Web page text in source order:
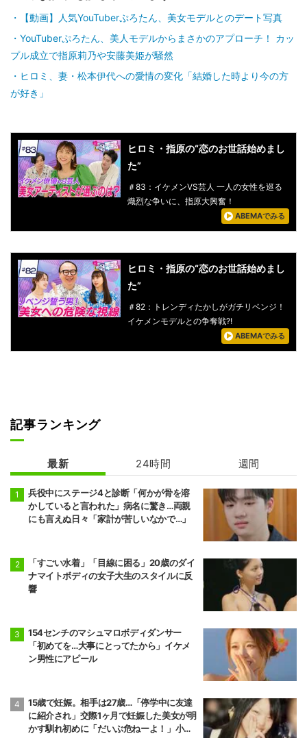
【動画】人気YouTuberぷろたん、美女モデルとのデート写真
YouTuberぷろたん、美人モデルからまさかのアプローチ！ カッ
プル成立で指原莉乃や安藤美姫が騒然
ヒロミ、妻・松本伊代への愛情の変化「結婚した時より今の方
が好き」
ヒロミ・指原の“恋のお世話始めまし
た”
＃83：イケメンVS芸人 一人の女性を巡る
熾烈な争いに、指原大興奮！
ABEMAでみる
ヒロミ・指原の“恋のお世話始めまし
た”
＃82：トレンディたかしがガチリベンジ！
イケメンモデルとの争奪戦?!
ABEMAでみる
記事ランキング
最新 24時間 週間
兵役中にステージ4と診断「何かが骨を溶
かしていると言われた」病名に驚き…両親
にも言えぬ日々「家計が苦しいなかで…」
「すごい水着」「目線に困る」20歳のダイ
ナマイトボディの女子大生のスタイルに反
響
154センチのマシュマロボディダンサー
「初めてを…大事にとってたから」イケメ
ン男性にアピール
15歳で妊娠。相手は27歳…「停学中に友達
に紹介され」交際1ヶ月で妊娠した美女が明
かす馴れ初めに「だいぶ危ねーよ！」小森